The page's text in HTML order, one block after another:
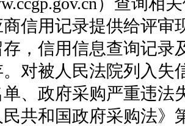
信用记录提供给评审
，信用信息查询记录
对被人民法院列入失
、政府采购严重违法
共和国政府采购法》